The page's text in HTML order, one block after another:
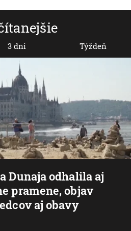
Dunaja odhalila aj
pramene, objav
aj obavy
3 dni Týždeň